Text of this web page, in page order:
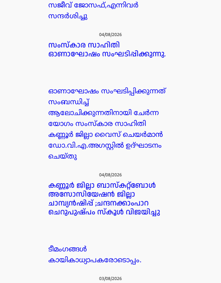
സജീവ് ജോസഫ്,എന്നിവർ
സന്ദർശിച്ചു
04/08/2026
സംസ്കാര സാഹിതി
ഓണാഘോഷം സംഘടിപ്പിക്കുന്നു.
ഓണാഘോഷം സംഘടിപ്പിക്കുന്നത്
സംബന്ധിച്ച്
ആലോചിക്കുന്നതിനായി ചേർന്ന
യോഗം സംസ്കാര സാഹിതി
കണ്ണൂർ ജില്ലാ വൈസ് ചെയർമാൻ
ഡോ.വി.എ.അഗസ്റ്റിൽ ഉദ്ഘാടനം
ചെയ്തു
04/08/2026
കണ്ണൂർ ജില്ലാ ബാസ്കറ്റ്ബോൾ
അസോസിയേഷൻ ജില്ലാ
ചാമ്പ്യൻഷിപ്പ് ;ചന്ദനക്കാംപാറ
ചെറുപുഷ്പം സ്കൂൾ വിജയിച്ചു
ടീമംഗങ്ങൾ
കായികാധ്യാപകരോടൊപ്പം.
03/08/2026